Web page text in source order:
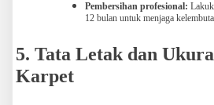
Pembersihan profesional:
12 bulan untuk menjaga
5. Tata Letak dan
Karpet